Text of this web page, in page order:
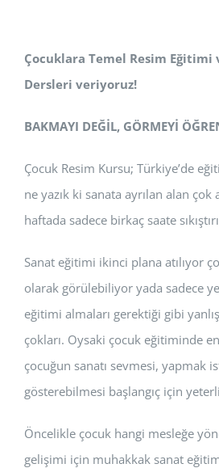
Çocuklara Temel Resim Eğitimi
Dersleri veriyoruz!
BAKMAYI DEĞİL, GÖRMEYİ
Çocuk Resim Kursu; Türkiye’de
ne yazık ki sanata ayrılan alan
haftada sadece birkaç saate
Sanat eğitimi ikinci plana atılıyor
olarak görülebiliyor yada sadece
eğitimi almaları gerektiği gibi
çokları. Oysaki çocuk eğitiminde
çocuğun sanatı sevmesi, yapmak
gösterebilmesi başlangıç için
Öncelikle çocuk hangi mesleğe
gelişimi için muhakkak sanat